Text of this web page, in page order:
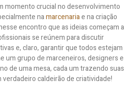
momento crucial no desenvolvimento
namarcenariae na criação
encontro que as ideias começam a
se reúnem para discutir
e, claro, garantir que todos estejam
um grupo de marceneiros, designers e
de uma mesa, cada um trazendo suas
caldeirão de criatividade!